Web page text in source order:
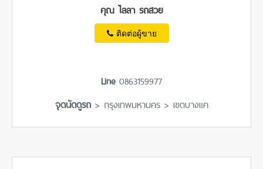
คุณ ไลลา รถสวย
ติดต่อผู้ขาย
Line0863159977
จุดนัดดูรถ> กรุงเทพมหานคร > เขตบางแค